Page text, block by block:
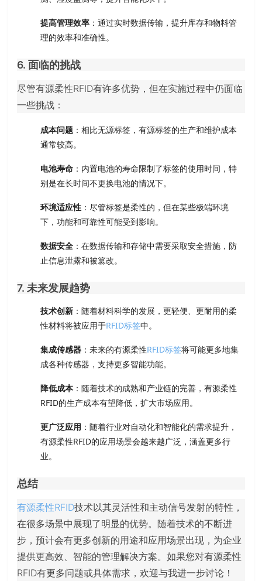
提高管理效率 ：通过实时数据传输，提升库存和物料管
理的效率和准确性。
6. 面临的挑战
尽管有源柔性RFID有许多优势，但在实施过程中仍面临
一些挑战：
成本问题 ：相比无源标签，有源标签的生产和维护成本
通常较高。
电池寿命 ：内置电池的寿命限制了标签的使用时间，特
别是在长时间不更换电池的情况下。
环境适应性 ：尽管标签是柔性的，但在某些极端环境
下，功能和可靠性可能受到影响。
数据安全 ：在数据传输和存储中需要采取安全措施，防
止信息泄露和被篡改。
7. 未来发展趋势
技术创新 ：随着材料科学的发展，更轻便、更耐用的柔
性材料将被应用于RFID标签中。
集成传感器 ：未来的有源柔性RFID标签将可能更多地集
成各种传感器，支持更多智能功能。
降低成本 ：随着技术的成熟和产业链的完善，有源柔性
RFID的生产成本有望降低，扩大市场应用。
更广泛应用 ：随着行业对自动化和智能化的需求提升，
有源柔性RFID的应用场景会越来越广泛，涵盖更多行
业。
总结
有源柔性RFID技术以其灵活性和主动信号发射的特性，
在很多场景中展现了明显的优势。随着技术的不断进
步，预计会有更多创新的用途和应用场景出现，为企业
提供更高效、智能的管理解决方案。如果您对有源柔性
RFID有更多问题或具体需求，欢迎与我进一步讨论！